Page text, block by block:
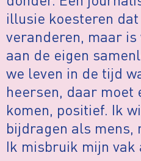
illusie koesteren
veranderen, maar
aan de eigen
we leven in de tijd
heersen, daar moet
komen, positief. Ik
bijdragen als
Ik misbruik mijn vak